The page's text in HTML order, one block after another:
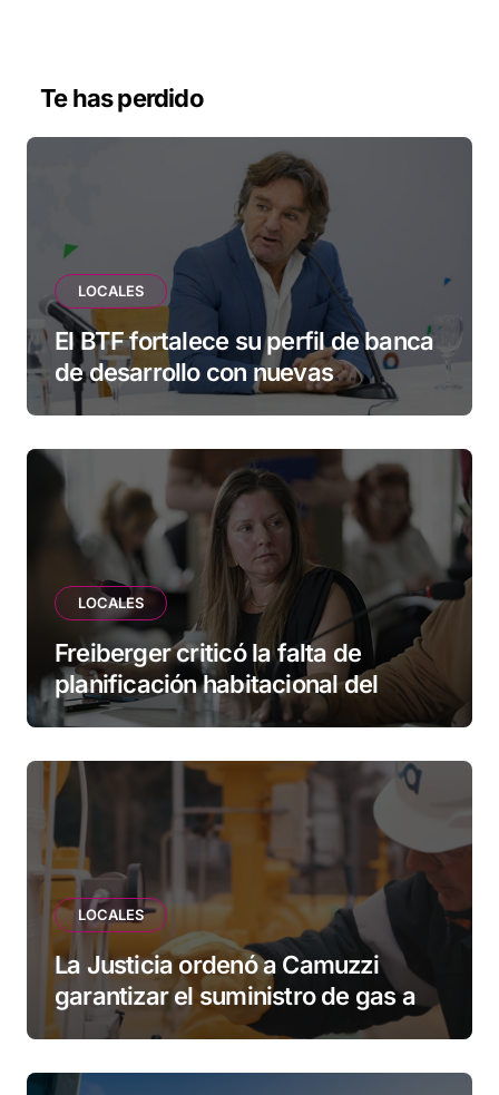
Te has perdido
LOCALES
El BTF fortalece su perfil de banca
de desarrollo con nuevas
herramientas para familias y
LOCALES
Freiberger criticó la falta de
planificación habitacional del
Municipio: “Vuoto deja afuera a
esperando”
LOCALES
La Justicia ordenó a Camuzzi
garantizar el suministro de gas a
una familia de Tolhuin